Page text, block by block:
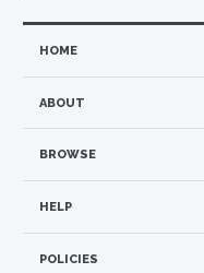
HOME
ABOUT
BROWSE
HELP
POLICIES